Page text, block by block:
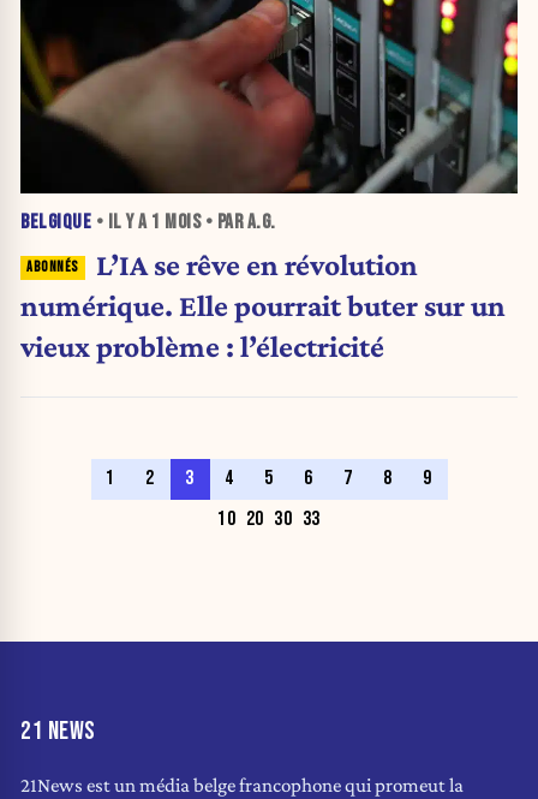
BELGIQUE • IL Y A 1 MOIS• PAR A.G.
L’IA se rêve en révolution
numérique. Elle pourrait buter sur un
vieux problème : l’électricité
1 2 3 4 5 6 7 8
9
10 20 30 33
21 NEWS
21News est un média belge francophone qui promeut la